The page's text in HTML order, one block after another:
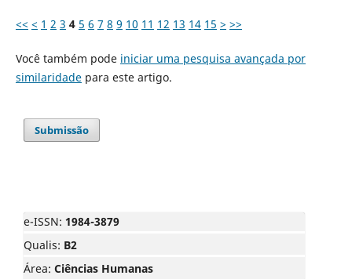
<< < 1 2 3 4 5 6 7 8 9 10 11 12 13 14 15 > >>
Você também pode iniciar uma pesquisa avançada por
similaridadepara este artigo.
Submissão
e-ISSN: 1984-3879
Qualis: B2
Área: Ciências Humanas